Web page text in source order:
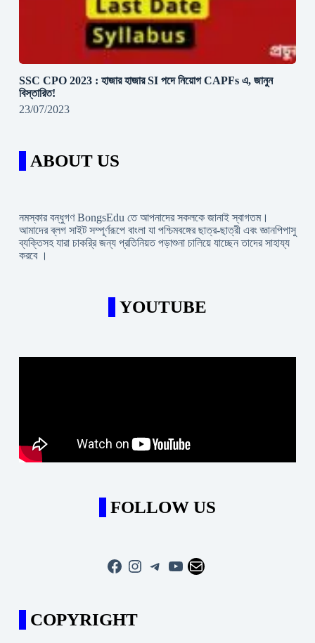
SSC CPO 2023 : হাজার হাজার SI পদে নিয়োগ CAPFs এ, জানুন
বিস্তারিত!
23/07/2023
ABOUT US
নমস্কার বন্ধুগণ BongsEdu তে আপনাদের সকলকে জানাই স্বাগতম।
আমাদের ব্লগ সাইট সম্পূর্ণরূপে বাংলা যা পশ্চিমবঙ্গের ছাত্র-ছাত্রী এবং জ্ঞানপিপাসু
ব্যক্তিসহ যারা চাকরি্র জন্য প্রতিনিয়ত পড়াশুনা চালিয়ে যাচ্ছেন তাদের সাহায্য
করবে ।
YOUTUBE
FOLLOW US
Facebook
Instagram
Telegram
YouTube
Mail
COPYRIGHT